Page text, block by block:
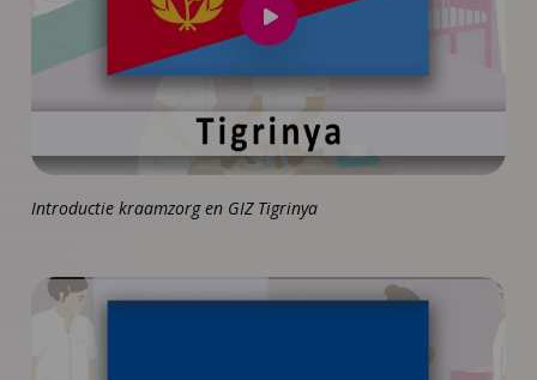
Speel
af
Introductie kraamzorg en GIZ Tigrinya